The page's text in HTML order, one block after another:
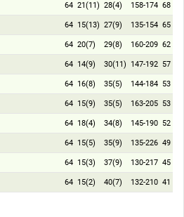
64 21(11) 28(4) 158-174 68
64 15(13) 27(9) 135-154 65
64 20(7) 29(8) 160-209 62
64 14(9) 30(11) 147-192 57
64 16(8) 35(5) 144-184 53
64 15(9) 35(5) 163-205 53
64 18(4) 34(8) 145-190 52
64 15(5) 35(9) 135-226 49
64 15(3) 37(9) 130-217 45
64 15(2) 40(7) 132-210 41